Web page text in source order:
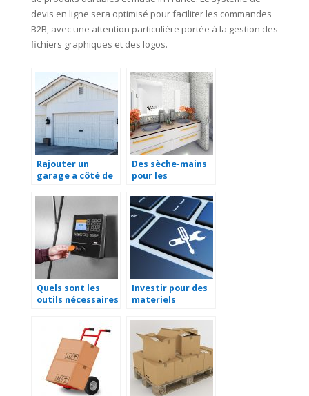
devis en ligne sera optimisé pour faciliter les commandes
B2B, avec une attention particulière portée à la gestion des
fichiers graphiques et des logos.
Rajouter un
garage a côté de
Des sèche-mains
pour les
votre entreprise
Quels sont les
outils nécessaires
Investir pour des
materiels
l’entreprise